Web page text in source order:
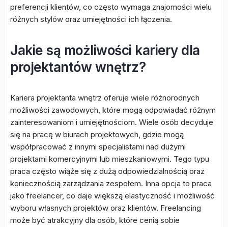
preferencji klientów, co często wymaga znajomości wielu
różnych stylów oraz umiejętności ich łączenia.
Jakie są możliwości kariery dla
projektantów wnętrz?
Kariera projektanta wnętrz oferuje wiele różnorodnych
możliwości zawodowych, które mogą odpowiadać różnym
zainteresowaniom i umiejętnościom. Wiele osób decyduje
się na pracę w biurach projektowych, gdzie mogą
współpracować z innymi specjalistami nad dużymi
projektami komercyjnymi lub mieszkaniowymi. Tego typu
praca często wiąże się z dużą odpowiedzialnością oraz
koniecznością zarządzania zespołem. Inna opcja to praca
jako freelancer, co daje większą elastyczność i możliwość
wyboru własnych projektów oraz klientów. Freelancing
może być atrakcyjny dla osób, które cenią sobie